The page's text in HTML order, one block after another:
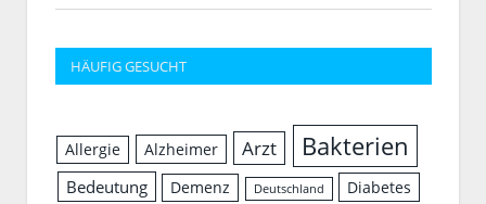
HÄUFIG GESUCHT
Allergie Alzheimer Arzt Bakterien
Bedeutung Demenz Deutschland Diabetes